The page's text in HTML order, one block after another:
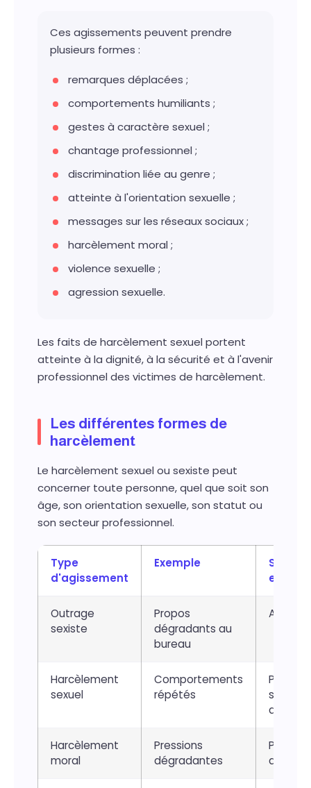
Ces agissements peuvent prendre
plusieurs formes :
remarques déplacées ;
comportements humiliants ;
gestes à caractère sexuel ;
chantage professionnel ;
discrimination liée au genre ;
atteinte à l'orientation sexuelle ;
messages sur les réseaux sociaux ;
harcèlement moral ;
violence sexuelle ;
agression sexuelle.
Les faits de harcèlement sexuel portent
atteinte à la dignité, à la sécurité et à l'avenir
professionnel des victimes de harcèlement.
Les différentes formes de
harcèlement
Le harcèlement sexuel ou sexiste peut
concerner toute personne, quel que soit son
âge, son orientation sexuelle, son statut ou
son secteur professionnel.
Type
d'agissement
Exemple
Outrage
sexiste
Propos
dégradants au
bureau
Harcèlement
sexuel
Comportements
répétés
Peine et
Harcèlement
moral
Pressions
dégradantes